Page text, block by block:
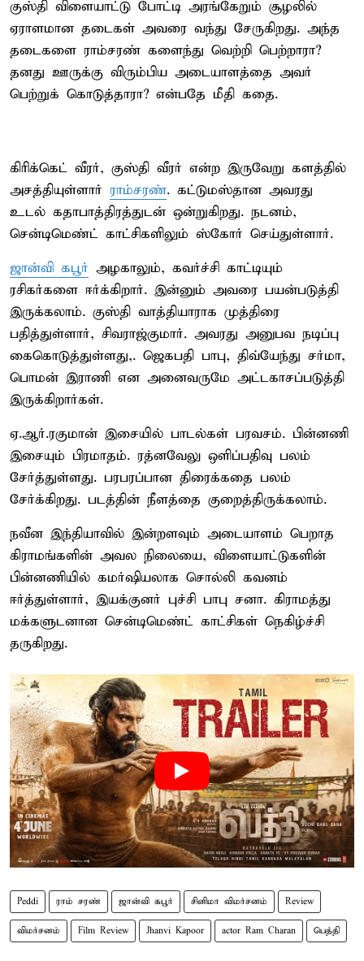
குஸ்தி விளையாட்டு போட்டி அரங்கேறும் சூழலில்
ஏராளமான தடைகள் அவரை வந்து சேருகிறது. அந்த
தடைகளை ராம்சரண் களைந்து வெற்றி பெற்றாரா?
தனது ஊருக்கு விரும்பிய அடையாளத்தை அவர்
பெற்றுக் கொடுத்தாரா? என்பதே மீதி கதை.
கிரிக்கெட் வீரர், குஸ்தி வீரர் என்ற இருவேறு களத்தில்
அசத்தியுள்ளார் ராம்சரண். கட்டுமஸ்தான அவரது
உடல் கதாபாத்திரத்துடன் ஒன்றுகிறது. நடனம்,
சென்டிமெண்ட் காட்சிகளிலும் ஸ்கோர் செய்துள்ளார்.
ஜான்வி கபூர் அழகாலும், கவர்ச்சி காட்டியும்
ரசிகர்களை ஈர்க்கிறார். இன்னும் அவரை பயன்படுத்தி
இருக்கலாம். குஸ்தி வாத்தியாராக முத்திரை
பதித்துள்ளார், சிவராஜ்குமார். அவரது அனுபவ நடிப்பு
கைகொடுத்துள்ளது,. ஜெகபதி பாபு, திவ்யேந்து சர்மா,
பொமன் இராணி என அனைவருமே அட்டகாசப்படுத்தி
இருக்கிறார்கள்.
ஏ.ஆர்.ரகுமான் இசையில் பாடல்கள் பரவசம். பின்னணி
இசையும் பிரமாதம். ரத்னவேலு ஒளிப்பதிவு பலம்
சேர்த்துள்ளது. பரபரப்பான திரைக்கதை பலம்
சேர்க்கிறது. படத்தின் நீளத்தை குறைத்திருக்கலாம்.
நவீன இந்தியாவில் இன்றளவும் அடையாளம் பெறாத
கிராமங்களின் அவல நிலையை, விளையாட்டுகளின்
பின்னணியில் கமர்ஷியலாக சொல்லி கவனம்
ஈர்த்துள்ளார், இயக்குனர் புச்சி பாபு சனா. கிராமத்து
மக்களுடனான சென்டிமெண்ட் காட்சிகள் நெகிழ்ச்சி
தருகிறது.
Peddi ராம் சரண் ஜான்வி கபூர் சினிமா விமர்சனம் Review
விமர்சனம் Film Review Jhanvi Kapoor actor Ram Charan பெத்தி